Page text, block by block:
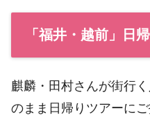
「福井・越前」日
麒麟・田村さんが街行
のまま日帰りツアーに